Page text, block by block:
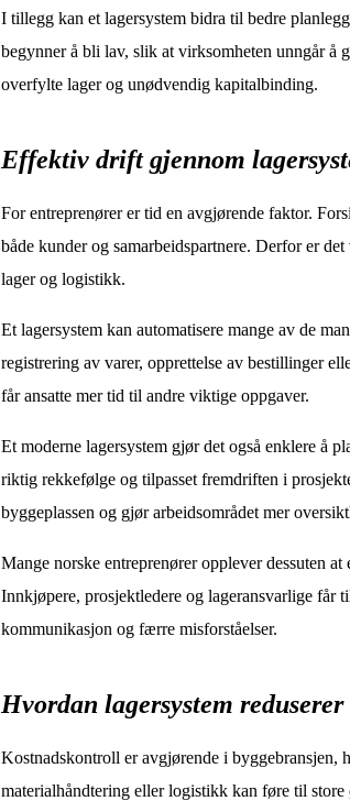
I tillegg kan et lagersystem bidra til bedre
begynner å bli lav, slik at virksomheten unngår å
overfylte lager og unødvendig kapitalbinding.
Effektiv drift gjennom
For entreprenører er tid en avgjørende faktor.
både kunder og samarbeidspartnere. Derfor er
lager og logistikk.
Et lagersystem kan automatisere mange av de
registrering av varer, opprettelse av bestillinger
får ansatte mer tid til andre viktige oppgaver.
Et moderne lagersystem gjør det også enklere å
riktig rekkefølge og tilpasset fremdriften i
byggeplassen og gjør arbeidsområdet mer
Mange norske entreprenører opplever dessuten
Innkjøpere, prosjektledere og lageransvarlige får
kommunikasjon og færre misforståelser.
Hvordan lagersystem
Kostnadskontroll er avgjørende i byggebransjen,
materialhåndtering eller logistikk kan føre til